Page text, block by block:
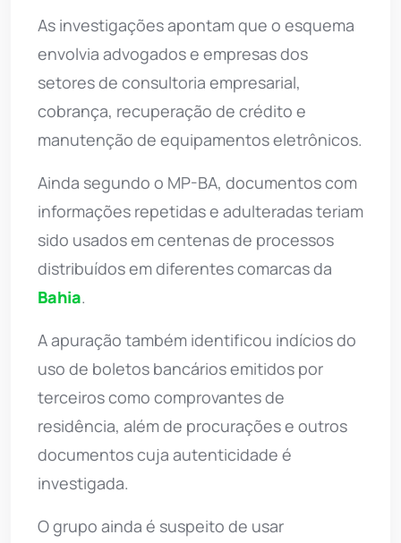
As investigações apontam que o esquema
envolvia advogados e empresas dos
setores de consultoria empresarial,
cobrança, recuperação de crédito e
manutenção de equipamentos eletrônicos.
Ainda segundo o MP-BA, documentos com
informações repetidas e adulteradas teriam
sido usados em centenas de processos
distribuídos em diferentes comarcas da
Bahia.
A apuração também identificou indícios do
uso de boletos bancários emitidos por
terceiros como comprovantes de
residência, além de procurações e outros
documentos cuja autenticidade é
investigada.
O grupo ainda é suspeito de usar